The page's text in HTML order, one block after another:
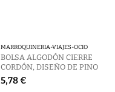
MARROQUINERIA-VIAJES-OCIO
BOLSA ALGODÓN CIERRE
CORDÓN, DISEÑO DE PINO
5,78 €